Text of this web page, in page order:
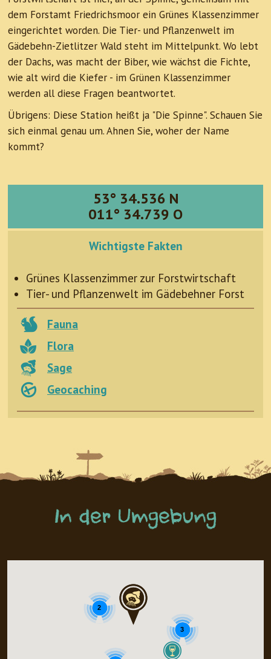
dem Forstamt Friedrichsmoor ein Grünes Klassenzimmer
eingerichtet worden. Die Tier- und Pflanzenwelt im
Gädebehn-Zietlitzer Wald steht im Mittelpunkt. Wo lebt
der Dachs, was macht der Biber, wie wächst die Fichte,
wie alt wird die Kiefer - im Grünen Klassenzimmer
werden all diese Fragen beantwortet.
Übrigens: Diese Station heißt ja "Die Spinne". Schauen Sie
sich einmal genau um. Ahnen Sie, woher der Name
kommt?
53° 34.536 N
011° 34.739 O
Wichtigste Fakten
Grünes Klassenzimmer zur Forstwirtschaft
Tier- und Pflanzenwelt im Gädebehner Forst
Fauna
Flora
Sage
Geocaching
In der Umgebung
2
3